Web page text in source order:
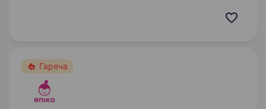
Комірник. Ми шукаємо відповідальну, уважну
приймати…
Гаряча